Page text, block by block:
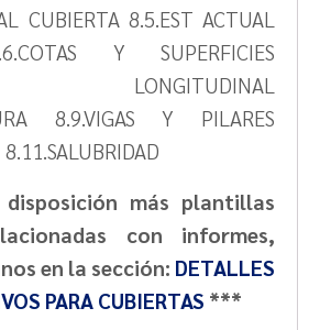
CUBIERTA 8.5.EST ACTUAL
Y SUPERFICIES
LONGITUDINAL
8.9.VIGAS Y PILARES
más plantillas
con informes,
en la sección: DETALLES
PARA CUBIERTAS ***